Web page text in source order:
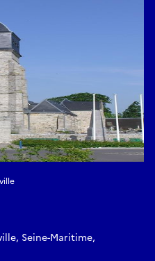
Seine-Maritime,